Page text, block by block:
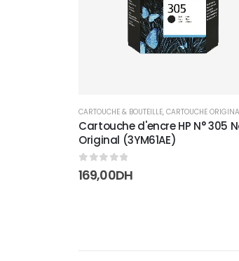
CARTOUCHE & BOUTEILLE, CARTOUCHE
Cartouche d'encre HP N° 305
Original (3YM61AE)
0sur 5
169,00DH